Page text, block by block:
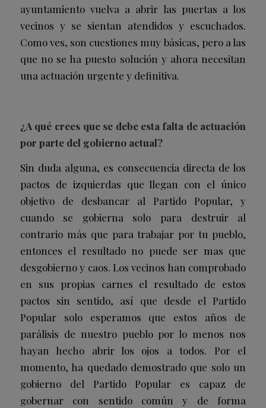
ayuntamiento vuelva a abrir las puertas a los
vecinos y se sientan atendidos y escuchados.
Como ves, son cuestiones muy básicas, pero a las
que no se ha puesto solución y ahora necesitan
una actuación urgente y definitiva.
¿A qué crees que se debe esta falta de actuación
por parte del gobierno actual?
Sin duda alguna, es consecuencia directa de los
pactos de izquierdas que llegan con el único
objetivo de desbancar al Partido Popular, y
cuando se gobierna solo para destruir al
contrario más que para trabajar por tu pueblo,
entonces el resultado no puede ser mas que
desgobierno y caos. Los vecinos han comprobado
en sus propias carnes el resultado de estos
pactos sin sentido, así que desde el Partido
Popular solo esperamos que estos años de
parálisis de nuestro pueblo por lo menos nos
hayan hecho abrir los ojos a todos. Por el
momento, ha quedado demostrado que solo un
gobierno del Partido Popular es capaz de
gobernar con sentido común y de forma